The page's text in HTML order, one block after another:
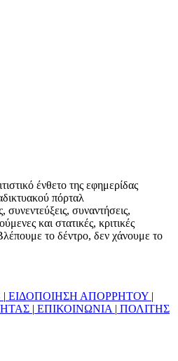
ένθετο της εφημερίδας
πόρταλ
συναντήσεις,
και στατικές, κριτικές
το δέντρο, δεν χάνουμε το
| ΕΙΔΟΠΟΙΗΣΗ ΑΠΟΡΡΗΤΟΥ |
| ΕΠΙΚΟΙΝΩΝΙΑ | ΠΟΛΙΤΗΣ